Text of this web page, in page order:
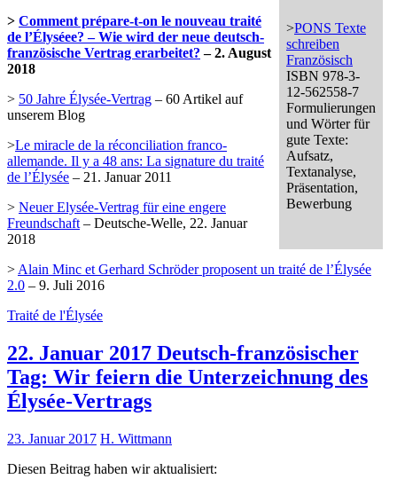
>PONS Texte
schreiben
Französisch
ISBN 978-3-
12-562558-7
Formulierungen
und Wörter für
gute Texte:
Aufsatz,
Textanalyse,
Präsentation,
Bewerbung
> Comment prépare-t-on le nouveau traité
de l’Élyséee? – Wie wird der neue deutsch-
französische Vertrag erarbeitet? – 2. August
2018
> 50 Jahre Élysée-Vertrag – 60 Artikel auf
unserem Blog
>Le miracle de la réconciliation franco-
allemande. Il y a 48 ans: La signature du traité
de l’Élysée – 21. Januar 2011
> Neuer Elysée-Vertrag für eine engere
Freundschaft – Deutsche-Welle, 22. Januar
2018
> Alain Minc et Gerhard Schröder proposent un traité de l’Élysée
2.0 – 9. Juli 2016
Traité de l'Élysée
22. Januar 2017 Deutsch-französischer
Tag: Wir feiern die Unterzeichnung des
Élysée-Vertrags
23. Januar 2017 H. Wittmann
Diesen Beitrag haben wir aktualisiert: